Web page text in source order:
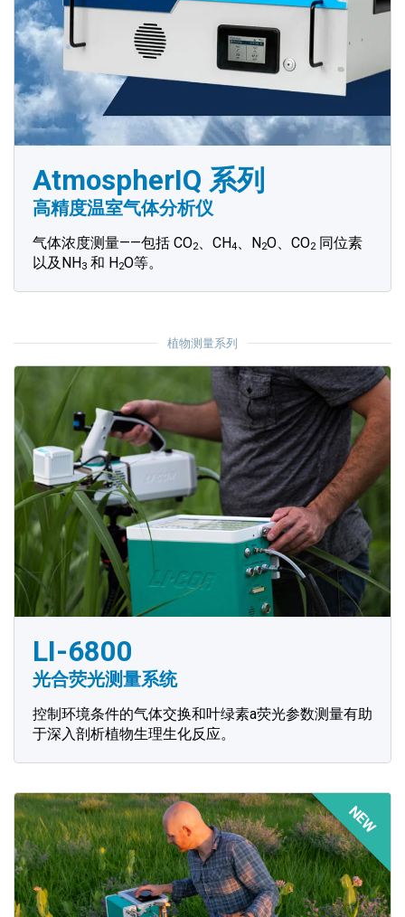
AtmospherIQ 系列
高精度温室气体分析仪
气体浓度测量——包括 CO2 、CH4 、N2O、CO2 同位素
以及NH3 和 H2O等。
植物测量系列
LI-6800
光合荧光测量系统
控制环境条件的气体交换和叶绿素a荧光参数测量有助
于深入剖析植物生理生化反应。
NEW